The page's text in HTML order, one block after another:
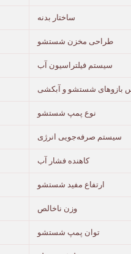
ساختار بدنه
طراحی مخزن شستشو
سیستم فیلتراسیون آب
بازوهای شستشو و آبکشی
نوع پمپ شستشو
سیستم صرفه‌جویی انرژی
کاهنده فشار آب
ارتفاع مفید شستشو
وزن ناخالص
توان پمپ شستشو